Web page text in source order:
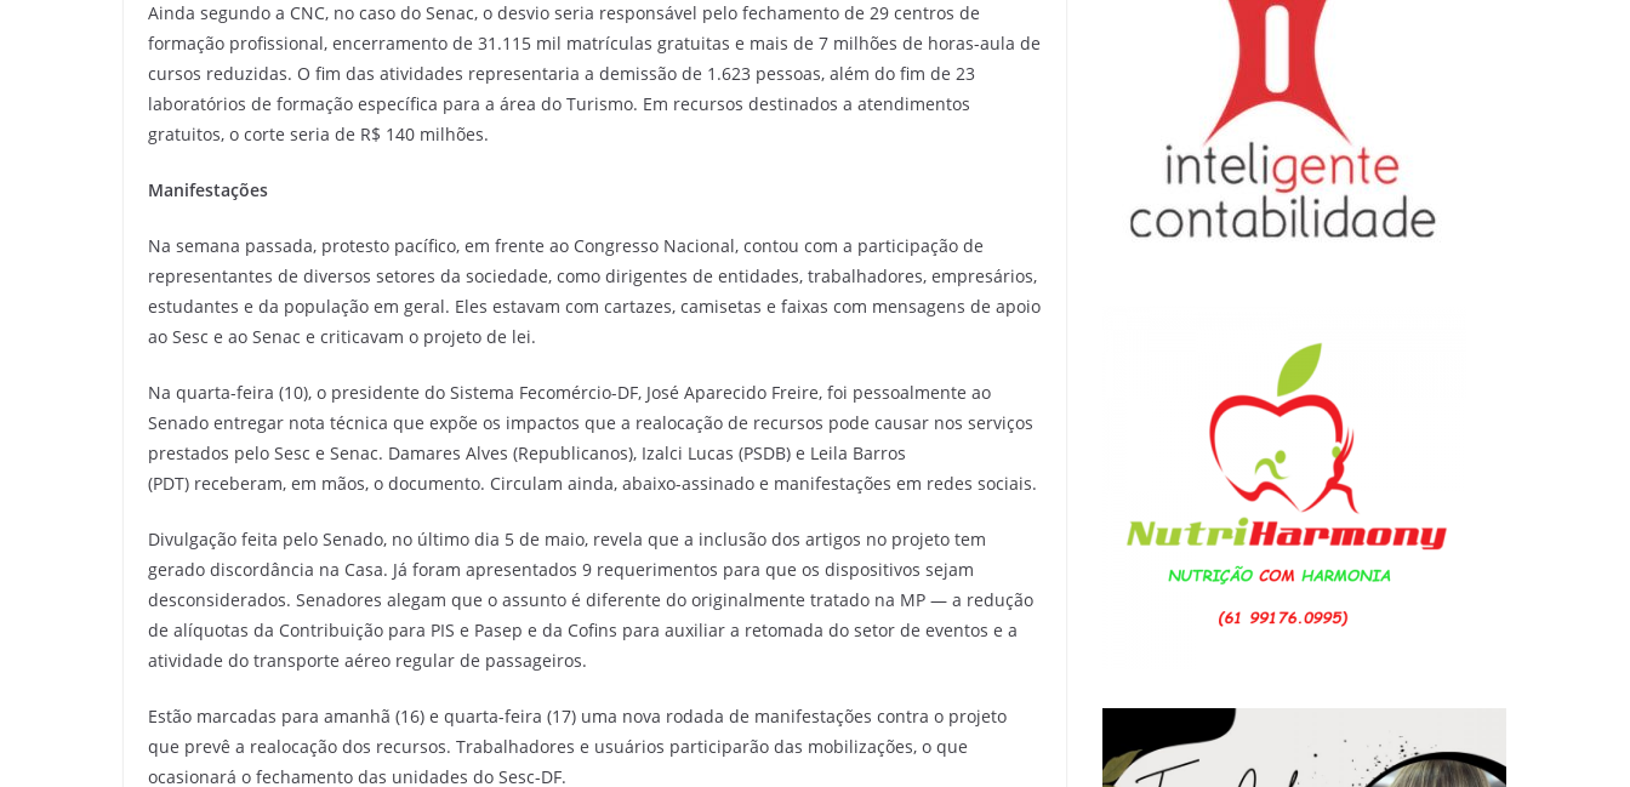
Ainda segundo a CNC, no caso do Senac, o desvio seria responsável pelo fechamento de 29 centros de
formação profissional, encerramento de 31.115 mil matrículas gratuitas e mais de 7 milhões de horas-aula de
cursos reduzidas. O fim das atividades representaria a demissão de 1.623 pessoas, além do fim de 23
laboratórios de formação específica para a área do Turismo. Em recursos destinados a atendimentos
gratuitos, o corte seria de R$ 140 milhões.
Manifestações
Na semana passada, protesto pacífico, em frente ao Congresso Nacional, contou com a participação de
representantes de diversos setores da sociedade, como dirigentes de entidades, trabalhadores, empresários,
estudantes e da população em geral. Eles estavam com cartazes, camisetas e faixas com mensagens de apoio
ao Sesc e ao Senac e criticavam o projeto de lei.
Na quarta-feira (10), o presidente do Sistema Fecomércio-DF, José Aparecido Freire, foi pessoalmente ao
Senado entregar nota técnica que expõe os impactos que a realocação de recursos pode causar nos serviços
prestados pelo Sesc e Senac. Damares Alves (Republicanos), Izalci Lucas (PSDB) e Leila Barros
(PDT) receberam, em mãos, o documento. Circulam ainda, abaixo-assinado e manifestações em redes sociais.
Divulgação feita pelo Senado, no último dia 5 de maio, revela que a inclusão dos artigos no projeto tem
gerado discordância na Casa. Já foram apresentados 9 requerimentos para que os dispositivos sejam
desconsiderados. Senadores alegam que o assunto é diferente do originalmente tratado na MP — a redução
de alíquotas da Contribuição para PIS e Pasep e da Cofins para auxiliar a retomada do setor de eventos e a
atividade do transporte aéreo regular de passageiros.
Estão marcadas para amanhã (16) e quarta-feira (17) uma nova rodada de manifestações contra o projeto
que prevê a realocação dos recursos. Trabalhadores e usuários participarão das mobilizações, o que
ocasionará o fechamento das unidades do Sesc-DF.